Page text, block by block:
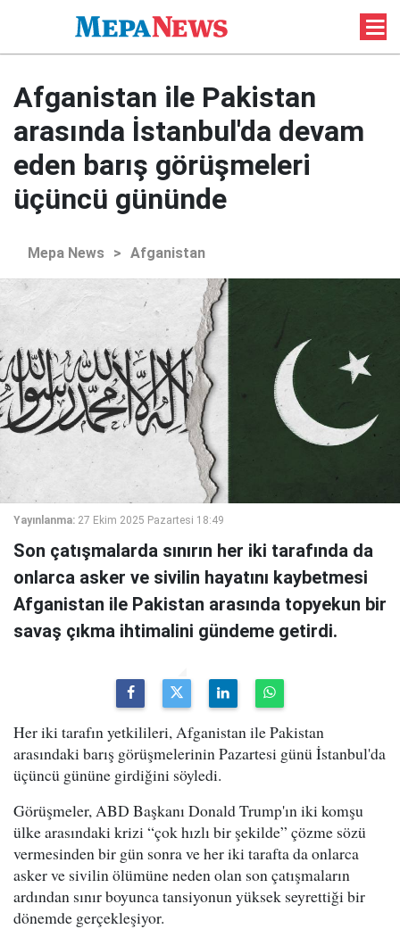
Afganistan ile Pakistan
arasında İstanbul'da devam
eden barış görüşmeleri
üçüncü gününde
Mepa News > Afganistan
Yayınlanma: 27 Ekim 2025 Pazartesi 18:49
Son çatışmalarda sınırın her iki tarafında da
onlarca asker ve sivilin hayatını kaybetmesi
Afganistan ile Pakistan arasında topyekun bir
savaş çıkma ihtimalini gündeme getirdi.
Her iki tarafın yetkilileri, Afganistan ile Pakistan
arasındaki barış görüşmelerinin Pazartesi günü İstanbul'da
üçüncü gününe girdiğini söyledi.
Görüşmeler, ABD Başkanı Donald Trump'ın iki komşu
ülke arasındaki krizi “çok hızlı bir şekilde” çözme sözü
vermesinden bir gün sonra ve her iki tarafta da onlarca
asker ve sivilin ölümüne neden olan son çatışmaların
ardından sınır boyunca tansiyonun yüksek seyrettiği bir
dönemde gerçekleşiyor.